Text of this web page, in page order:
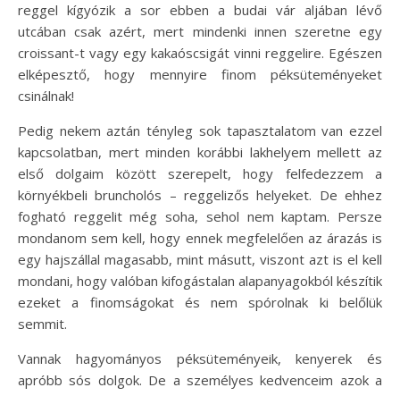
reggel kígyózik a sor ebben a budai vár aljában lévő
utcában csak azért, mert mindenki innen szeretne egy
croissant-t vagy egy kakaóscsigát vinni reggelire. Egészen
elképesztő, hogy mennyire finom péksüteményeket
csinálnak!
Pedig nekem aztán tényleg sok tapasztalatom van ezzel
kapcsolatban, mert minden korábbi lakhelyem mellett az
első dolgaim között szerepelt, hogy felfedezzem a
környékbeli bruncholós – reggelizős helyeket. De ehhez
fogható reggelit még soha, sehol nem kaptam. Persze
mondanom sem kell, hogy ennek megfelelően az árazás is
egy hajszállal magasabb, mint másutt, viszont azt is el kell
mondani, hogy valóban kifogástalan alapanyagokból készítik
ezeket a finomságokat és nem spórolnak ki belőlük
semmit.
Vannak hagyományos péksüteményeik, kenyerek és
apróbb sós dolgok. De a személyes kedvenceim azok a